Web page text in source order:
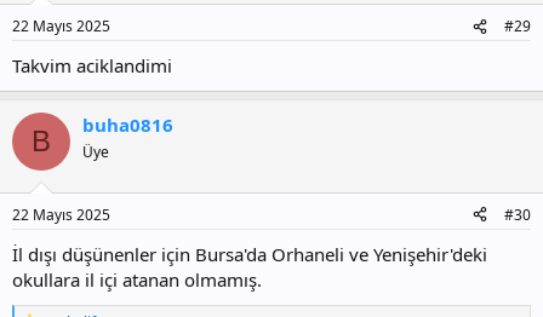
r
:
22 Mayıs 2025 #29
Takvim aciklandimi
B buha0816
Üye
22 Mayıs 2025 #30
İl dışı düşünenler için Bursa'da Orhaneli ve Yenişehir'deki
okullara il içi atanan olmamış.